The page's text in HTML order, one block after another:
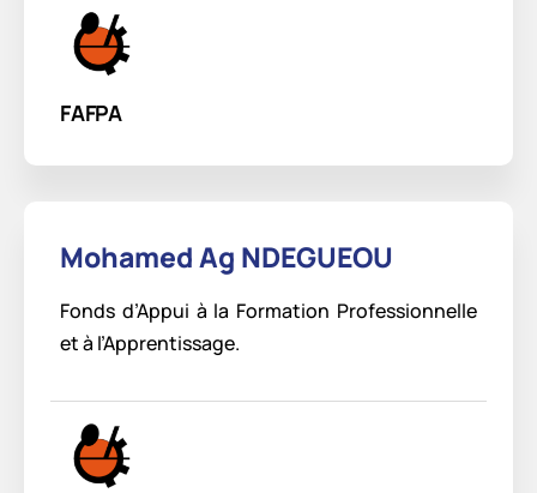
FAFPA
Mohamed Ag NDEGUEOU
Fonds d’Appui à la Formation Professionnelle
et à l’Apprentissage.